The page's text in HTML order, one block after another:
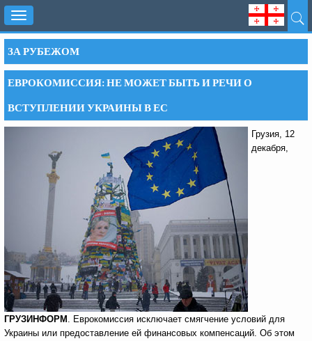
Toggle
navigation
ЗА РУБЕЖОМ
ЕВРОКОМИССИЯ: НЕ МОЖЕТ БЫТЬ И РЕЧИ О
ВСТУПЛЕНИИ УКРАИНЫ В ЕС
Грузия, 12
декабря,
ГРУЗИНФОРМ . Еврокомиссия исключает смягчение условий для
Украины или предоставление ей финансовых компенсаций. Об этом